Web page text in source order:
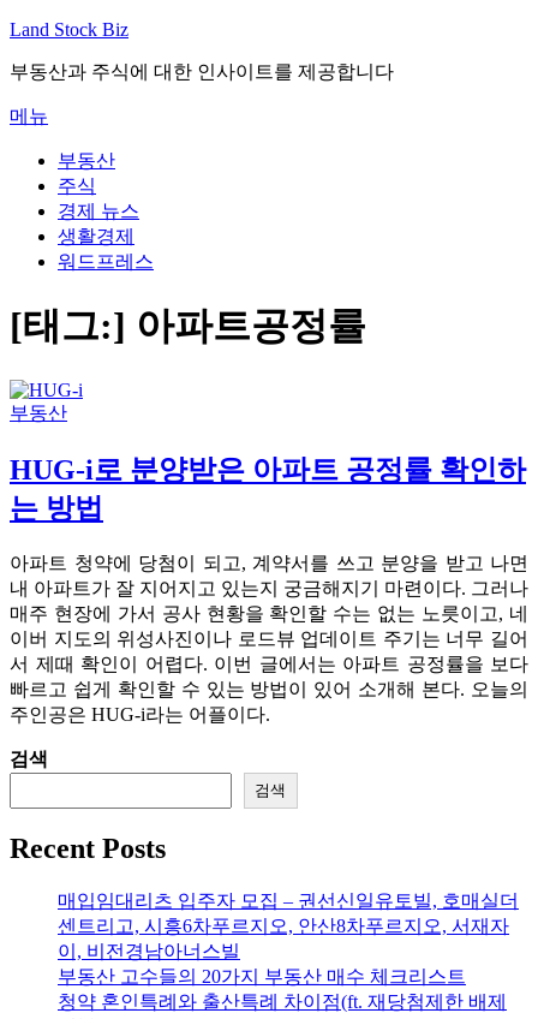
내
으
로
바
Land Stock Biz
부동산과 주식에 대한 인사이트를 제공합니다
메뉴
부동산
주식
경제 뉴스
생활경제
워드프레스
[태그:] 아파트공정률
부동산
HUG-i로 분양받은 아파트 공정률 확인하
는 방법
아파트 청약에 당첨이 되고, 계약서를 쓰고 분양을 받고 나면
내 아파트가 잘 지어지고 있는지 궁금해지기 마련이다. 그러나
매주 현장에 가서 공사 현황을 확인할 수는 없는 노릇이고, 네
이버 지도의 위성사진이나 로드뷰 업데이트 주기는 너무 길어
서 제때 확인이 어렵다. 이번 글에서는 아파트 공정률을 보다
빠르고 쉽게 확인할 수 있는 방법이 있어 소개해 본다. 오늘의
주인공은 HUG-i라는 어플이다.
검색
검색
Recent Posts
매입임대리츠 입주자 모집 – 권선신일유토빌, 호매실더
센트리고, 시흥6차푸르지오, 안산8차푸르지오, 서재자
이, 비전경남아너스빌
부동산 고수들의 20가지 부동산 매수 체크리스트
청약 혼인특례와 출산특례 차이점(ft. 재당첨제한 배제